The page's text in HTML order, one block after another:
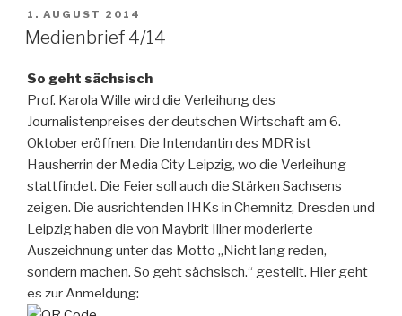
VERÖFFENTLICHT
AM
1. AUGUST 2014
Medienbrief 4/14
So geht sächsisch
Prof. Karola Wille wird die Verleihung des
Journalistenpreises der deutschen Wirtschaft am 6.
Oktober eröffnen. Die Intendantin des MDR ist
Hausherrin der Media City Leipzig, wo die Verleihung
stattfindet. Die Feier soll auch die Stärken Sachsens
zeigen. Die ausrichtenden IHKs in Chemnitz, Dresden und
Leipzig haben die von Maybrit Illner moderierte
Auszeichnung unter das Motto „Nicht lang reden,
sondern machen. So geht sächsisch.“ gestellt. Hier geht
es zur Anmeldung: